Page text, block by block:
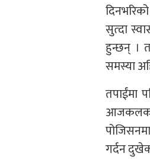
सुत्दा
हुन्छन् ।
समस्या
तपाईंमा
आजकलका
गर्दन